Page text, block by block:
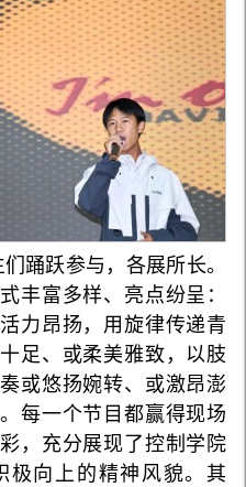
踊跃参与，各展所长。
丰富多样、亮点纷呈：
力昂扬，用旋律传递青
足、或柔美雅致，以肢
或悠扬婉转、或激昂澎
每一个节目都赢得现场
，充分展现了控制学院
极向上的精神风貌。其